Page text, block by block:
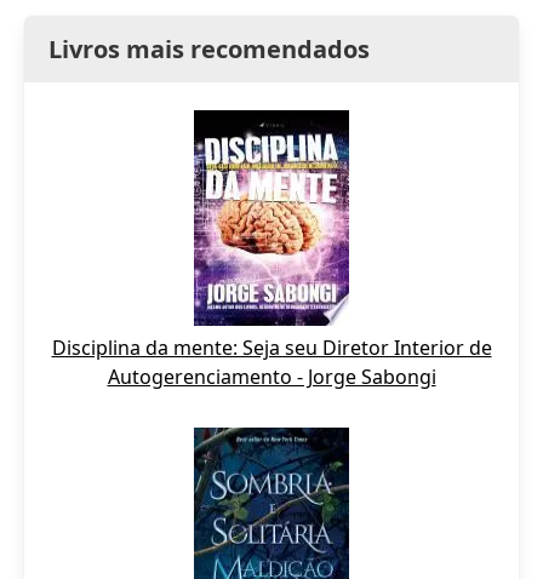
Livros mais recomendados
Disciplina da mente: Seja seu Diretor Interior de
Autogerenciamento - Jorge Sabongi